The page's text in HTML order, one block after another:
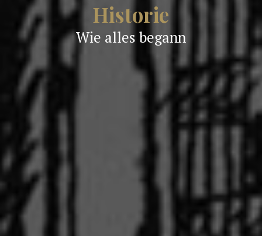
Historie
Wie alles begann